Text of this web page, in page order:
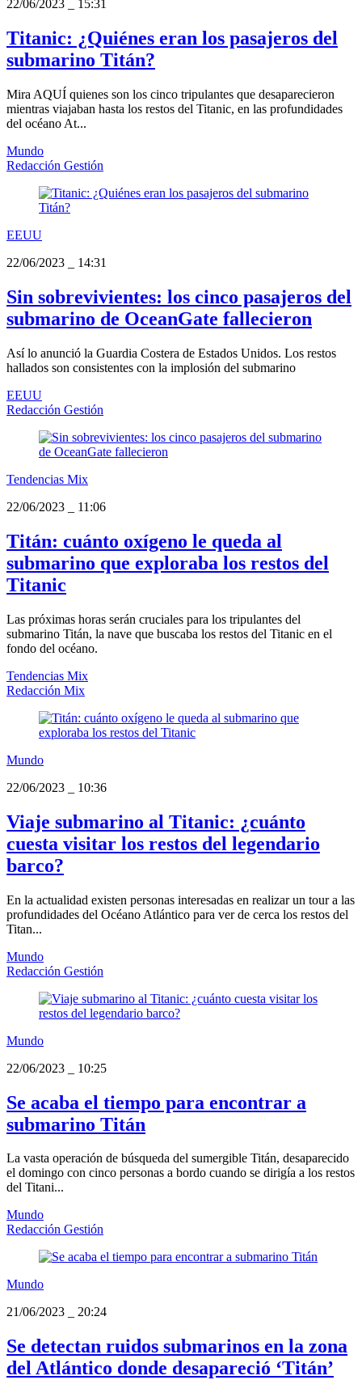
22/06/2023 15:31
Titanic: ¿Quiénes eran los pasajeros del
submarino Titán?
Mira AQUÍ quienes son los cinco tripulantes que desaparecieron
mientras viajaban hasta los restos del Titanic, en las profundidades
del océano At...
Mundo
Redacción Gestión
EEUU
22/06/2023
14:31
Sin sobrevivientes: los cinco pasajeros del
submarino de OceanGate fallecieron
Así lo anunció la Guardia Costera de Estados Unidos. Los restos
hallados son consistentes con la implosión del submarino
EEUU
Redacción Gestión
Tendencias Mix
22/06/2023
11:06
Titán: cuánto oxígeno le queda al
submarino que exploraba los restos del
Titanic
Las próximas horas serán cruciales para los tripulantes del
submarino Titán, la nave que buscaba los restos del Titanic en el
fondo del océano.
Tendencias Mix
Redacción Mix
Mundo
22/06/2023
10:36
Viaje submarino al Titanic: ¿cuánto
cuesta visitar los restos del legendario
barco?
En la actualidad existen personas interesadas en realizar un tour a las
profundidades del Océano Atlántico para ver de cerca los restos del
Titan...
Mundo
Redacción Gestión
Mundo
22/06/2023
10:25
Se acaba el tiempo para encontrar a
submarino Titán
La vasta operación de búsqueda del sumergible Titán, desaparecido
el domingo con cinco personas a bordo cuando se dirigía a los restos
del Titani...
Mundo
Redacción Gestión
Mundo
21/06/2023
20:24
Se detectan ruidos submarinos en la zona
del Atlántico donde desapareció ‘Titán’